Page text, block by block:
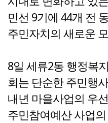
민선 9기에 44개 전
주민자치의 새로운
8일 세류2동 행정복
회는 단순한 주민행
내년 마을사업의 우
주민참여예산 사업